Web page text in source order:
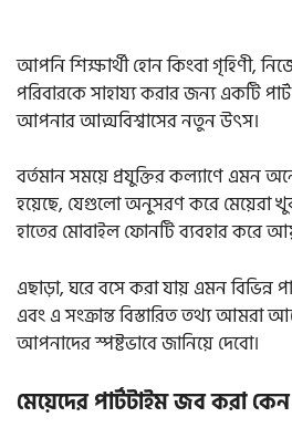
আপনি শিক্ষার্থী হোন কিংবা গৃহিণী,
পরিবারকে সাহায্য করার জন্য একটি
আপনার আত্মবিশ্বাসের নতুন উৎস।
বর্তমান সময়ে প্রযুক্তির কল্যাণে এমন
হয়েছে, যেগুলো অনুসরণ করে মেয়েরা
হাতের মোবাইল ফোনটি ব্যবহার করে
এছাড়া, ঘরে বসে করা যায় এমন বিভিন্ন
এবং এ সংক্রান্ত বিস্তারিত তথ্য আমরা
আপনাদের স্পষ্টভাবে জানিয়ে দেবো।
মেয়েদের পার্টটাইম জব করা